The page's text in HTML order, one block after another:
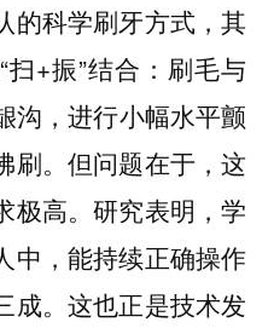
的科学刷牙方式，其
+振”结合：刷毛与
沟，进行小幅水平颤
刷。但问题在于，这
极高。研究表明，学
中，能持续正确操作
成。这也正是技术发